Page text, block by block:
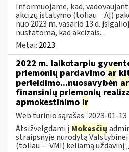
Informuojame, kad,
akcizų įstatymo (toliau − AĮ)
nuo 2023 m. vasario 13 d.
nustatoma, kad akcizais...
Metai: 2023
2022 m. laikotarpiu
priemonių pardavimo ar
perleidimo...nuosavybėn ar
finansinių priemonių
apmokestinimo ir
Web turinio sąrašas 2023-01-13
Atsižvelgdami į Mokesčių
straipsnyje nurodytą Valstybinei
(toliau — VMI) keliamą uždavinį